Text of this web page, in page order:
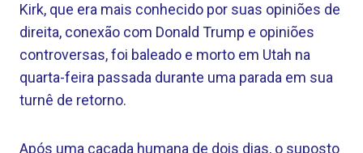
Kirk, que era mais conhecido por suas opiniões de
direita, conexão com Donald Trump e opiniões
controversas, foi baleado e morto em Utah na
quarta-feira passada durante uma parada em sua
turnê de retorno.
Após uma caçada humana de dois dias, o suposto